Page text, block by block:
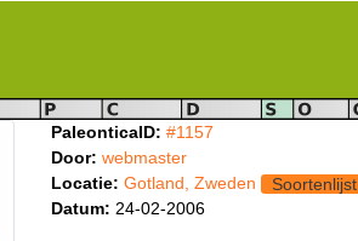
PaleonticaID: #1157
Door: webmaster
Locatie: Gotland, Zweden
Soortenlijst
Datum: 24-02-2006